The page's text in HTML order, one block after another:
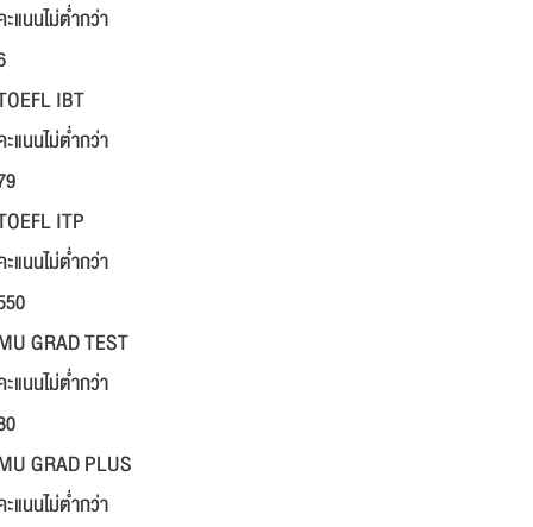
แนนไม่ต่ำกว่า
IBT
แนนไม่ต่ำกว่า
ITP
แนนไม่ต่ำกว่า
GRAD TEST
แนนไม่ต่ำกว่า
GRAD PLUS
แนนไม่ต่ำกว่า